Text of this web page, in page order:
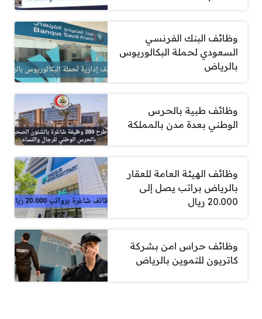
وظائف البنك الفرنسي
السعودي لحملة البكالوريوس
بالرياض
وظائف طبية بالحرس
الوطني بعدة مدن بالمملكة
وظائف الهيئة العامة للعقار
بالرياض براتب يصل إلى
20.000 ريال
وظائف حراس امن بشركة
كاتريون للتموين بالرياض